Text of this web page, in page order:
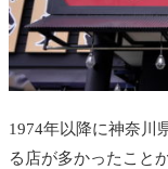
1974年以降に神奈川
る店が多かったこと